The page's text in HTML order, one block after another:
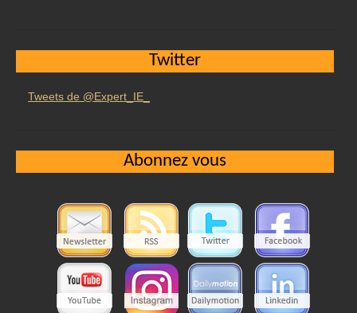
Twitter
Tweets de @Expert_IE_
Abonnez vous